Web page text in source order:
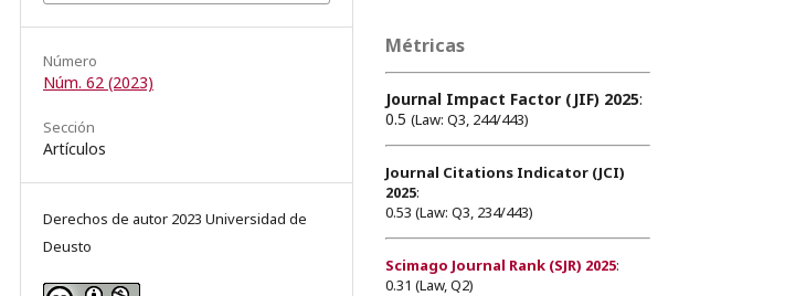
Número
Núm. 62 (2023)
Sección
Artículos
Derechos de autor 2023 Universidad de
Deusto
Métricas
Journal Impact Factor (JIF) 2025:
0.5 (Law: Q3, 244/443)
Journal Citations Indicator (JCI)
2025:
0.53 (Law: Q3, 234/443)
Scimago Journal Rank (SJR) 2025:
0.31 (Law, Q2)